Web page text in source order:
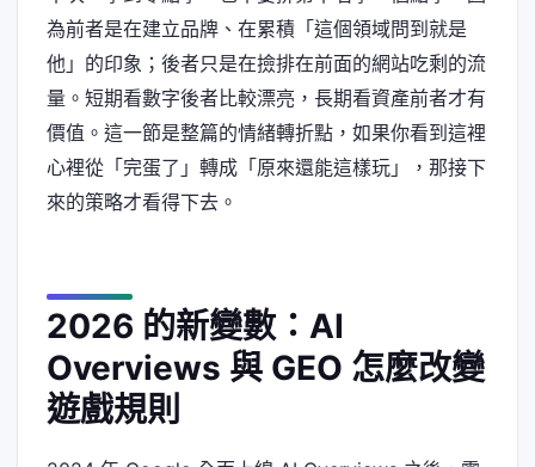
為前者是在建立品牌、在累積「這個領域問到就是
他」的印象；後者只是在撿排在前面的網站吃剩的流
量。短期看數字後者比較漂亮，長期看資產前者才有
價值。這一節是整篇的情緒轉折點，如果你看到這裡
心裡從「完蛋了」轉成「原來還能這樣玩」，那接下
來的策略才看得下去。
2026 的新變數：AI
Overviews 與 GEO 怎麼改變
遊戲規則